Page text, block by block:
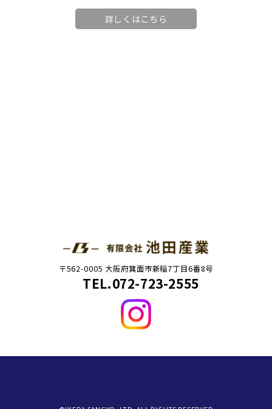
詳しくはこちら
〒562-0005 大阪府箕面市新稲7丁目6番8号
TEL.072-723-2555